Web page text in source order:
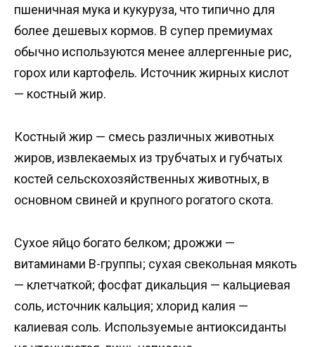
пшеничная мука и кукуруза, что типично для
более дешевых кормов. В супер премиумах
обычно используются менее аллергенные рис,
горох или картофель. Источник жирных кислот
— костный жир.
Костный жир — смесь различных животных
жиров, извлекаемых из трубчатых и губчатых
костей сельскохозяйственных животных, в
основном свиней и крупного рогатого скота.
Сухое яйцо богато белком; дрожжи —
витаминами B-группы; сухая свекольная мякоть
— клетчаткой; фосфат дикальция — кальциевая
соль, источник кальция; хлорид калия —
калиевая соль. Используемые антиоксиданты